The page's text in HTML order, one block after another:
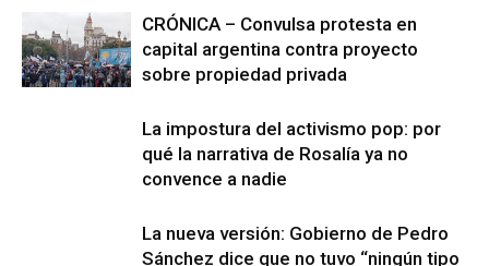
CRÓNICA – Convulsa protesta en
capital argentina contra proyecto
sobre propiedad privada
La impostura del activismo pop: por
qué la narrativa de Rosalía ya no
convence a nadie
La nueva versión: Gobierno de Pedro
Sánchez dice que no tuvo “ningún tipo